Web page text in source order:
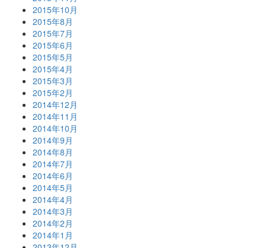
2015年10月
2015年8月
2015年7月
2015年6月
2015年5月
2015年4月
2015年3月
2015年2月
2014年12月
2014年11月
2014年10月
2014年9月
2014年8月
2014年7月
2014年6月
2014年5月
2014年4月
2014年3月
2014年2月
2014年1月